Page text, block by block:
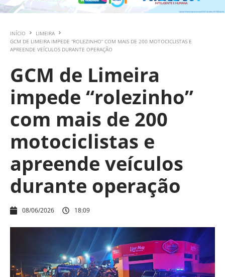
INÍCIO
LIMEIRA
GCM DE LIMEIRA IMPEDE “ROLEZINHO” COM MAIS DE 200 MOTOCICLISTAS E
APREENDE VEÍCULOS DURANTE OPERAÇÃO
GCM de Limeira
impede “rolezinho”
com mais de 200
motociclistas e
apreende veículos
durante operação
08/06/2026 18:09